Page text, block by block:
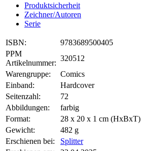
Produktsicherheit
Zeichner/Autoren
Serie
ISBN:
9783689500405
PPM
Artikelnummer:
320512
Warengruppe:
Comics
Einband:
Hardcover
Seitenzahl:
72
Abbildungen:
farbig
Format:
28 x 20 x 1 cm (HxBxT)
Gewicht:
482 g
Erschienen bei:
Splitter